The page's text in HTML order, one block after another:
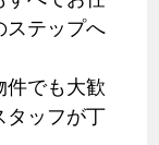
ステップへ
件でも大歓
タッフが丁